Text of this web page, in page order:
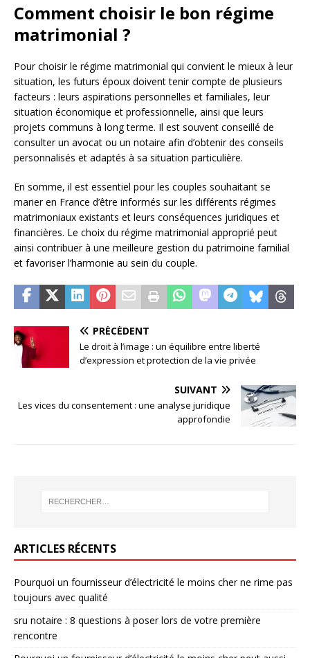
Comment choisir le bon régime
matrimonial ?
Pour choisir le régime matrimonial qui convient le mieux à leur
situation, les futurs époux doivent tenir compte de plusieurs
facteurs : leurs aspirations personnelles et familiales, leur
situation économique et professionnelle, ainsi que leurs
projets communs à long terme. Il est souvent conseillé de
consulter un avocat ou un notaire afin d’obtenir des conseils
personnalisés et adaptés à sa situation particulière.
En somme, il est essentiel pour les couples souhaitant se
marier en France d’être informés sur les différents régimes
matrimoniaux existants et leurs conséquences juridiques et
financières. Le choix du régime matrimonial approprié peut
ainsi contribuer à une meilleure gestion du patrimoine familial
et favoriser l’harmonie au sein du couple.
PRÉCÉDENT
Le droit à l’image : un équilibre entre liberté
d’expression et protection de la vie privée
SUIVANT
Les vices du consentement : une analyse juridique
approfondie
ARTICLES RÉCENTS
Pourquoi un fournisseur d’électricité le moins cher ne rime pas
toujours avec qualité
sru notaire : 8 questions à poser lors de votre première
rencontre